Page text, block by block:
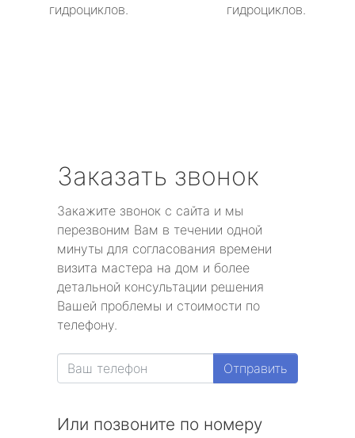
гидроциклов.
гидроциклов.
Заказать звонок
Закажите звонок с сайта и мы
перезвоним Вам в течении одной
минуты для согласования времени
визита мастера на дом и более
детальной консультации решения
Вашей проблемы и стоимости по
телефону.
Отправить
Или позвоните по номеру